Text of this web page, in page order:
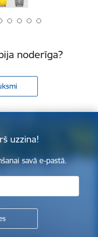
noderīga?
uzzina!
savā e-pastā.